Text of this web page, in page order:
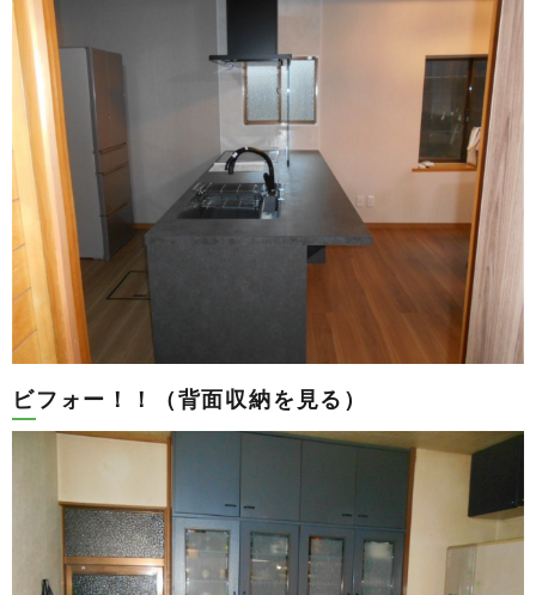
ビフォー！！（背面収納を見る）